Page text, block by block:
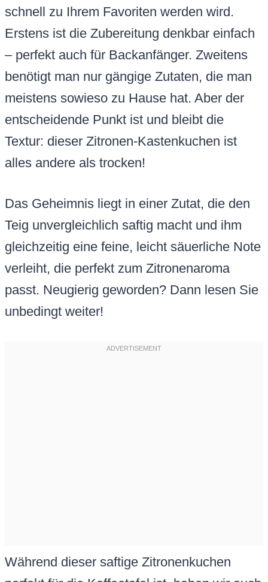
schnell zu Ihrem Favoriten werden wird.
Erstens ist die Zubereitung denkbar einfach
– perfekt auch für Backanfänger. Zweitens
benötigt man nur gängige Zutaten, die man
meistens sowieso zu Hause hat. Aber der
entscheidende Punkt ist und bleibt die
Textur: dieser Zitronen-Kastenkuchen ist
alles andere als trocken!
Das Geheimnis liegt in einer Zutat, die den
Teig unvergleichlich saftig macht und ihm
gleichzeitig eine feine, leicht säuerliche Note
verleiht, die perfekt zum Zitronenaroma
passt. Neugierig geworden? Dann lesen Sie
unbedingt weiter!
Während dieser saftige Zitronenkuchen